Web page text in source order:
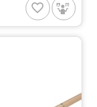
favorite_border